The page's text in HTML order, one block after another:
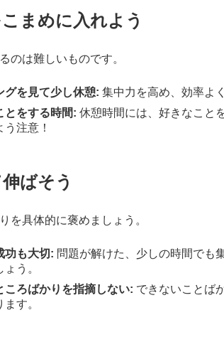
まめに入れよう
のは難しいものです。
グを見て少し休憩: 集中力を高め、効率よ
とをする時間: 休憩時間には、好きなこと
う注意！
ばそう
を具体的に褒めましょう。
功も大切: 問題が解けた、少しの時間でも
う。
ころばかりを指摘しない: できないことば
す。